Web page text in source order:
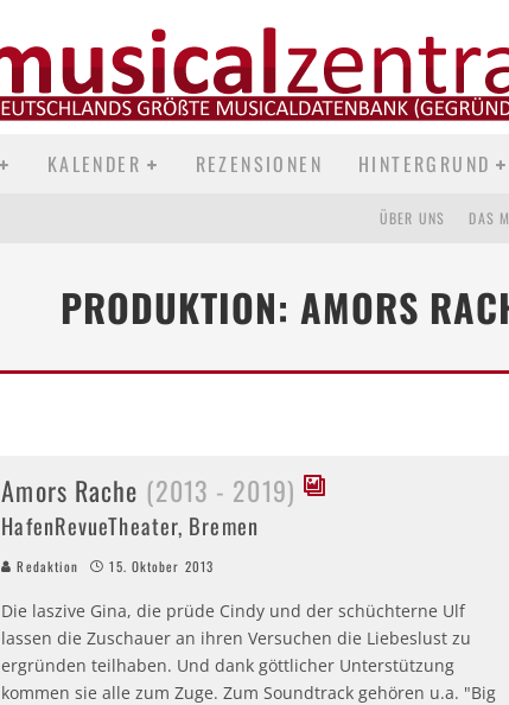
KALENDER REZENSIONEN HINTERGRUND
ÜBER UNS DAS
PRODUKTION: AMORS
Amors Rache (2013 - 2019)
HafenRevueTheater, Bremen
Redaktion 15. Oktober 2013
Die laszive Gina, die prüde Cindy und der schüchterne Ulf
lassen die Zuschauer an ihren Versuchen die Liebeslust zu
ergründen teilhaben. Und dank göttlicher Unterstützung
kommen sie alle zum Zuge. Zum Soundtrack gehören u.a. "Big